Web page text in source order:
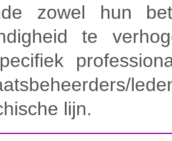
zowel hun
te
lijn.